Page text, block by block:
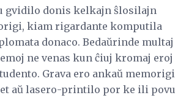
gvidilo donis kelkajn ŝlosilajn
kiam rigardante komputila
donaco. Bedaŭrinde multaj
ne venas kun ĉiuj kromaj eroj
Grava ero ankaŭ memorigi
aŭ lasero-printilo por ke ili povu